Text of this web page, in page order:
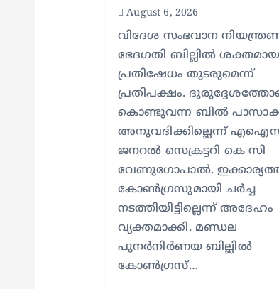
August 6, 2026
വിദേശ സംഭവാന
ഭേദഗതി ബില്ലിൽ ശക്തമായ
പ്രതിഷേധം തുടരുമെന്ന്
പ്രതിപക്ഷം.
കൊണ്ടുവന്ന ബിൽ
അനുവദിക്കില്ലെന്ന്
ജനറൽ സെക്രട്ടറി കെ സി
വേണുഗോപാൽ.
കോൺഗ്രസുമായി ചർച്ച
നടത്തിയിട്ടില്ലെന്ന് അദേഹം
വ്യക്തമാക്കി. മണ്ഡല
പുനർനിർണയ ബില്ലിൽ
കോൺഗ്രസ്…